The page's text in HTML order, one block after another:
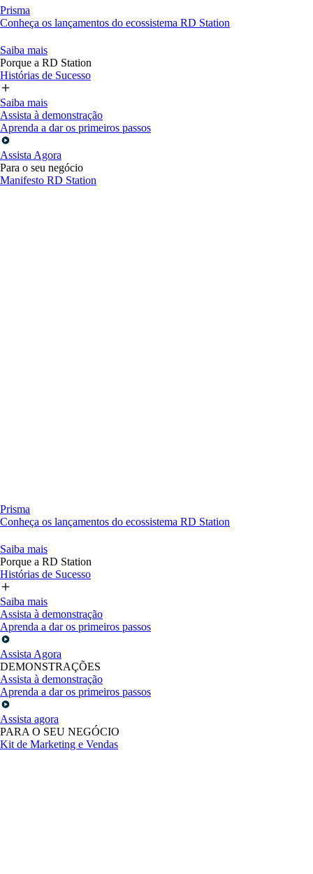
Prisma
Conheça os lançamentos do ecossistema RD Station
Saiba mais
Porque a RD Station
Histórias de Sucesso
Saiba mais
Assista à demonstração
Aprenda a dar os primeiros passos
Assista Agora
Para o seu negócio
Manifesto RD Station
Prisma
Conheça os lançamentos do ecossistema RD Station
Saiba mais
Porque a RD Station
Histórias de Sucesso
Saiba mais
Assista à demonstração
Aprenda a dar os primeiros passos
Assista Agora
DEMONSTRAÇÕES
Assista à demonstração
Aprenda a dar os primeiros passos
Assista agora
PARA O SEU NEGÓCIO
Kit de Marketing e Vendas